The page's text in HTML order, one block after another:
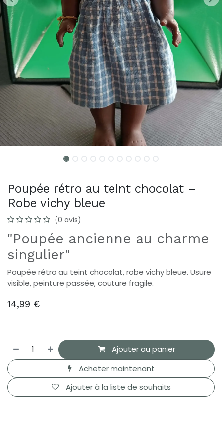
Poupée rétro au teint chocolat –
Robe vichy bleue
(0 avis)
"Poupée ancienne au charme
singulier"
Poupée rétro au teint chocolat, robe vichy bleue. Usure
visible, peinture passée, couture fragile.
14,99 €
Ajouter au panier
Acheter maintenant
Ajouter à la liste de souhaits